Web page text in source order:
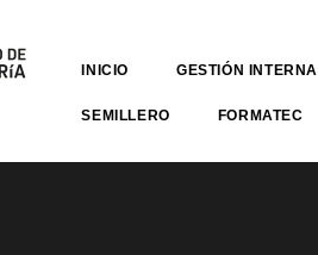
INICIO GESTIÓN INTERNA
SEMILLERO FORMATEC